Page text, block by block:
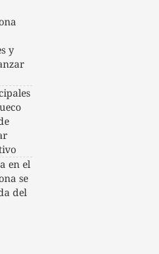
y
en el
se
del